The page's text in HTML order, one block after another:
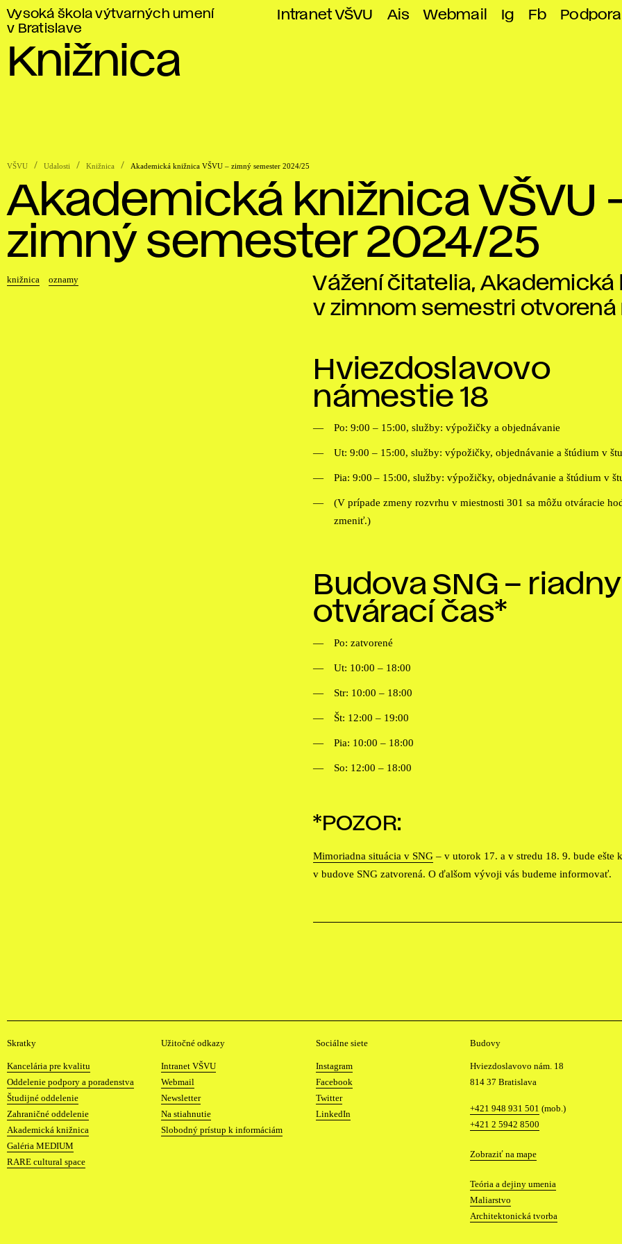
Vysoká škola výtvarných umení
v Bratislave
Intranet VŠVU Ais Webmail Ig Fb
Knižnica
VŠVU Udalosti Knižnica Akademická knižnica VŠVU – zimný semester 2024/25
Akademická knižnica VŠVU
zimný semester 2024/25
knižnica oznamy
Vážení čitatelia, Akademická
v zimnom semestri otvorená
Hviezdoslavovo
námestie 18
Po: 9:00 – 15:00, služby: výpožičky a objednávanie
Ut: 9:00 – 15:00, služby: výpožičky, objednávanie a štúdium v
Pia: 9:00 – 15:00, služby: výpožičky, objednávanie a štúdium v
(V prípade zmeny rozvrhu v miestnosti 301 sa môžu otváracie
zmeniť.)
Budova SNG – riadny
otvárací čas*
Po: zatvorené
Ut: 10:00 – 18:00
Str: 10:00 – 18:00
Št: 12:00 – 19:00
Pia: 10:00 – 18:00
So: 12:00 – 18:00
*POZOR:
Mimoriadna situácia v SNG – v utorok 17. a v stredu 18. 9. bude ešte
v budove SNG zatvorená. O ďalšom vývoji vás budeme informovať.
s
o
k
á
š
k
o
Skratky
Kancelária pre kvalitu
Oddelenie podpory a poradenstva
Študijné oddelenie
Zahraničné oddelenie
Akademická knižnica
Galéria MEDIUM
RARE cultural space
Užitočné odkazy
Intranet VŠVU
Webmail
Newsletter
Na stiahnutie
Slobodný prístup k informáciám
Sociálne siete
Instagram
Facebook
Twitter
LinkedIn
Budovy
Hviezdoslavovo nám. 18
814 37 Bratislava
Telefón
+421 948 931 501 (mob.)
+421 2 5942 8500
Mapa
Zobraziť na mape
Katedry
Teória a dejiny umenia
Maliarstvo
Architektonická tvorba